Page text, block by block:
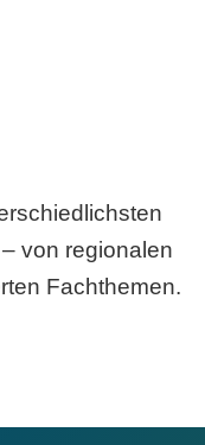
von regionalen
Fachthemen.